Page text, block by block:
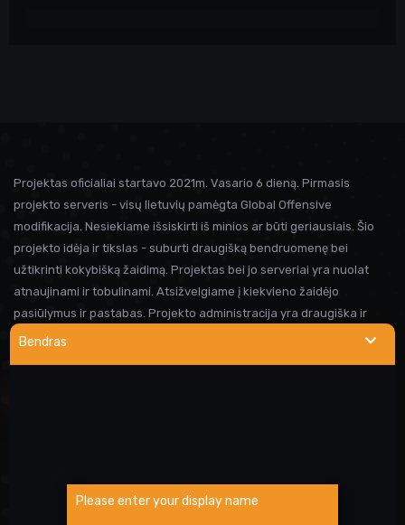
Bendras
Please enter your display name
Projektas oficialiai startavo 2021m. Vasario 6 dieną. Pirmasis
projekto serveris - visų lietuvių pamėgta Global Offensive
modifikacija. Nesiekiame išsiskirti iš minios ar būti geriausiais. Šio
projekto idėja ir tikslas - suburti draugišką bendruomenę bei
užtikrinti kokybišką žaidimą. Projektas bei jo serveriai yra nuolat
atnaujinami ir tobulinami. Atsižvelgiame į kiekvieno žaidėjo
pasiūlymus ir pastabas. Projekto administracija yra draugiška ir
visada linkusi padėti prireikus pagalbos. Iki susitikimo serveryje!
Atsiblokavimo anketa